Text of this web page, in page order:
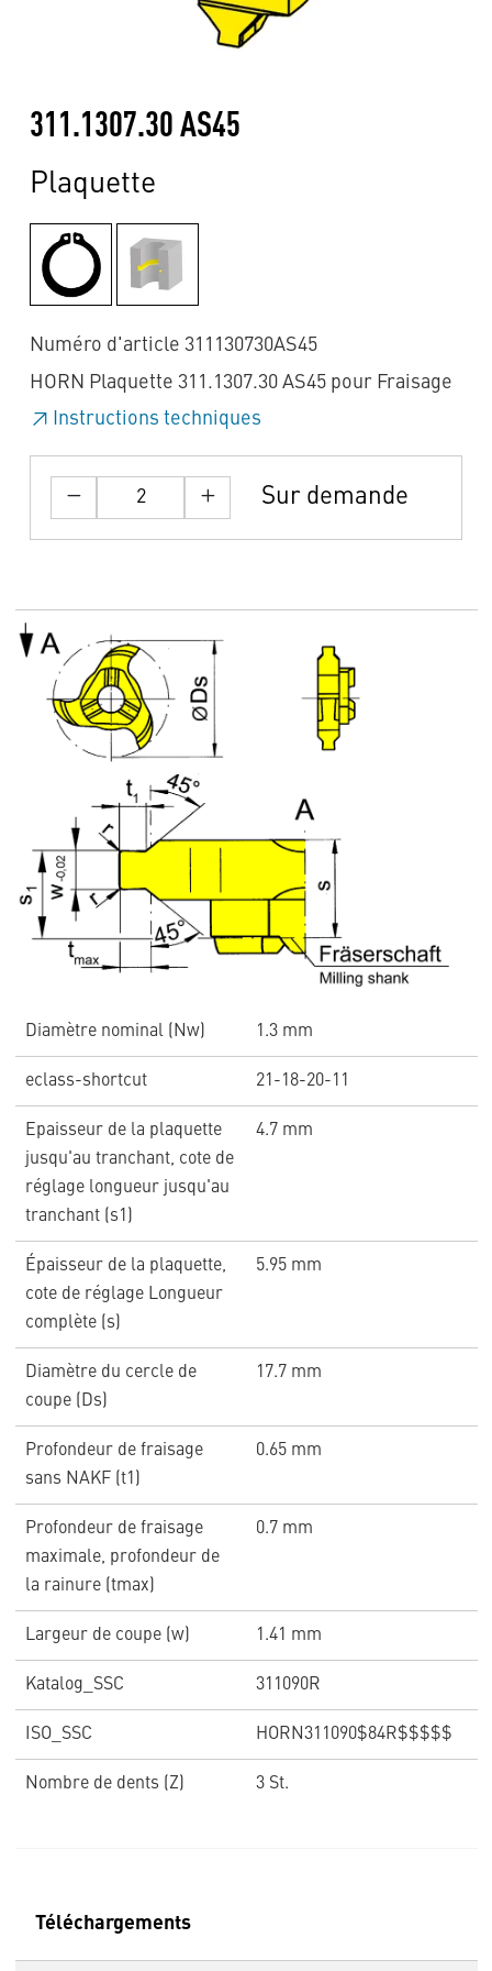
311.1307.30 AS45
Plaquette
Numéro d'article 311130730AS45
HORN Plaquette 311.1307.30 AS45 pour Fraisage
Instructions techniques
Sur demande
Diamètre nominal (Nw) 1.3 mm
eclass-shortcut 21-18-20-11
Epaisseur de la plaquette
jusqu'au tranchant, cote de
réglage longueur jusqu'au
tranchant (s1)
4.7 mm
Épaisseur de la plaquette,
cote de réglage Longueur
complète (s)
5.95 mm
Diamètre du cercle de
coupe (Ds)
17.7 mm
Profondeur de fraisage
sans NAKF (t1)
0.65 mm
Profondeur de fraisage
maximale, profondeur de
la rainure (tmax)
0.7 mm
Largeur de coupe (w) 1.41 mm
Katalog_SSC 311090R
ISO_SSC HORN311090$84R$$$$$
Nombre de dents (Z) 3 St.
Téléchargements